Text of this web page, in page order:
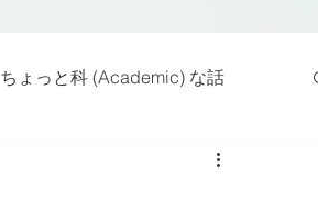
ちょっと科 (Academic) な話